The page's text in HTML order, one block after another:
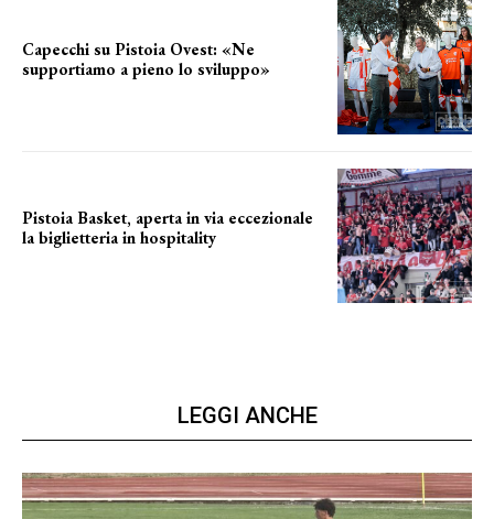
Capecchi su Pistoia Ovest: «Ne
supportiamo a pieno lo sviluppo»
Pistoia Basket, aperta in via eccezionale
la biglietteria in hospitality
LEGGI ANCHE